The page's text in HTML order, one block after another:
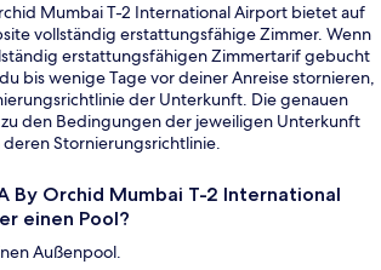
Mumbai T-2 International Airport bietet auf
vollständig erstattungsfähige Zimmer. Wenn
erstattungsfähigen Zimmertarif gebucht
bis wenige Tage vor deiner Anreise stornieren,
der Unterkunft. Die genauen
zu den Bedingungen der jeweiligen Unterkunft
Stornierungsrichtlinie.
By Orchid Mumbai T-2 International
einen Pool?
Außenpool.